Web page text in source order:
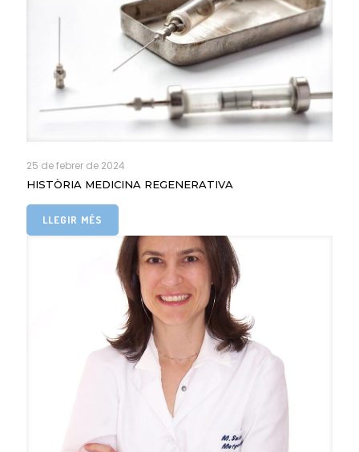
25 de febrer de 2024
HISTÒRIA MEDICINA REGENERATIVA
LLEGIR MÉS